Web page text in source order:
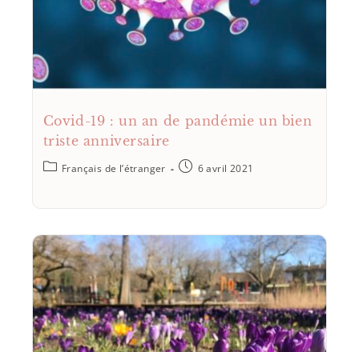
Covid-19 : un an de pandémie un bien
triste anniversaire
Français de l’étranger 6 avril 2021